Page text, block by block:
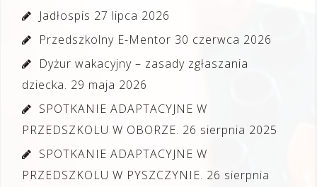
Jadłospis 27 lipca 2026
Przedszkolny E-Mentor 30 czerwca 2026
Dyżur wakacyjny – zasady zgłaszania
dziecka. 29 maja 2026
SPOTKANIE ADAPTACYJNE W
PRZEDSZKOLU W OBORZE. 26 sierpnia 2025
SPOTKANIE ADAPTACYJNE W
PRZEDSZKOLU W PYSZCZYNIE. 26 sierpnia